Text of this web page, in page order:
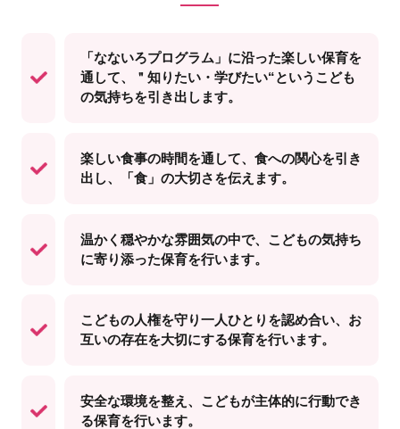
「なないろプログラム」に沿った楽しい保育を
通して、＂知りたい・学びたい“というこども
の気持ちを引き出します。
楽しい食事の時間を通して、食への関心を引き
出し、「食」の大切さを伝えます。
温かく穏やかな雰囲気の中で、こどもの気持ち
に寄り添った保育を行います。
こどもの人権を守り一人ひとりを認め合い、お
互いの存在を大切にする保育を行います。
安全な環境を整え、こどもが主体的に行動でき
る保育を行います。